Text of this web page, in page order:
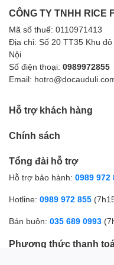
bằng nút thắt King Kong
điểm liên kết quan trọng.
Thiết kế này hỗ trợ hạn
chịu tải lớn, đặc biệt phù
săn các dòng cá có sức kéo
thế phụ kiện trở nên nhanh
có thể dễ dàng thay đổi
chuẩn bị.
Tính năng này đặc biệt hữu
tế tại hồ câu.
CÔNG TY TNHH RICE
Mã số thuế: 0110971413
Địa chỉ: Số 20 TT35 Khu
Nội
Số điện thoại: 0989972855
Email:
Hỗ trợ khách hàng
Chính sách
Tổng đài hỗ trợ
Hỗ trợ bảo hành: 0989 972
Hotline: 0989 972 855
Bán buôn: 035 689 0993
Phương thức thanh